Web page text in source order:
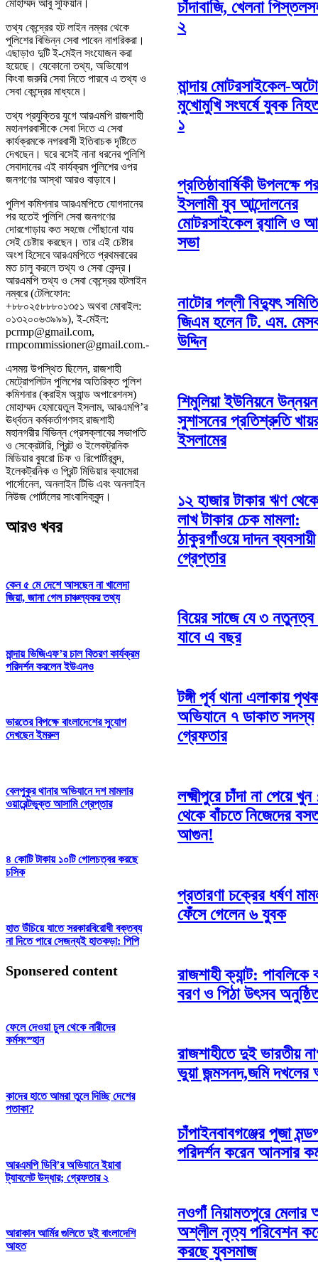
মোহাম্মদ আবু সুফিয়ান।
তথ্য কেন্দ্রের হট লাইন নম্বর থেকে
পুলিশের বিভিন্ন সেবা পাবেন নাগরিকরা।
এছাড়াও দুটি ই-মেইল সংযোজন করা
হয়েছে। যেকোনো তথ্য, অভিযোগ
কিংবা জরুরি সেবা নিতে পারবে এ তথ্য ও
সেবা কেন্দ্রের মাধ্যমে।
তথ্য প্রযুক্তির যুগে আরএমপি রাজশাহী
মহানগরবাসীকে সেবা দিতে এ সেবা
কার্যক্রমকে নগরবাসী ইতিবাচক দৃষ্টিতে
দেখছেন। ঘরে বসেই নানা ধরনের পুলিশি
সেবাদানের এই কার্যক্রম পুলিশের ওপর
জনগণের আস্থা আরও বাড়াবে।
পুলিশ কমিশনার আরএমপিতে যোগদানের
পর হতেই পুলিশি সেবা জনগণের
দোরগোড়ায় কত সহজে পৌঁছানো যায়
সেই চেষ্টায় করছেন। তার এই চেষ্টার
অংশ হিসেবে আরএমপিতে প্রথমবারের
মত চালু করলে তথ্য ও সেবা কেন্দ্র।
আরএমপি তথ্য ও সেবা কেন্দ্রের হটলাইন
নম্বরে (টেলিফোন:
+৮৮০২৫৮৮৮০১৩৫১ অথবা মোবাইল:
০১৩২০০৬৩৯৯৯), ই-মেইল:
pcrmp@gmail.com,
rmpcommissioner@gmail.com.-
এসময় উপস্থিত ছিলেন, রাজশাহী
মেট্রোপলিটন পুলিশের অতিরিক্ত পুলিশ
কমিশনার (ক্রাইম অ্যান্ড অপারেশনস)
মোহাম্মদ হেমায়েতুল ইসলাম, আরএমপি’র
ঊর্ধ্বতন কর্মকর্তাগণসহ রাজশাহী
মহানগরীর বিভিন্ন প্রেসক্লাবের সভাপতি
ও সেক্রেটারি, প্রিন্ট ও ইলেকট্রনিক
মিডিয়ার ব্যুরো চিফ ও রিপোর্টারবৃন্দ,
ইলেকট্রনিক ও প্রিন্ট মিডিয়ার ক্যামেরা
পার্সোনেল, অনলাইন টিভি এবং অনলাইন
নিউজ পোর্টালের সাংবাদিকবৃন্দ।
আরও খবর
কেন ৫ মে দেশে আসছেন না খালেদা
জিয়া, জানা গেল চাঞ্চল্যকর তথ্য
মান্দায় ভিজিএফ’র চাল বিতরণ কার্যক্রম
পরিদর্শন করলেন ইউএনও
ভারতের বিপক্ষে বাংলাদেশের সুযোগ
দেখছেন ইমরুল
বেলপুকুর থানার অভিযানে দশ মামলার
ওয়ারেন্টভুক্ত আসামি গ্রেপ্তার
৪ কোটি টাকায় ১০টি গোলচত্বর করছে
চসিক
হাত উঁচিয়ে যাতে সরকারবিরোধী বক্তব্য
না দিতে পারে সেজন্যই হাতকড়া: পিপি
Sponsered content
ফেলে দেওয়া চুল থেকে নারীদের
কর্মসংস্হান
কাদের হাতে আমরা তুলে দিচ্ছি দেশের
পতাকা?
আরএমপি ডিবি’র অভিযানে ইয়াবা
ট্যাবলেট উদ্ধার; গ্রেফতার ২
আরাকান আর্মির গুলিতে দুই বাংলাদেশি
আহত
চাঁদাবাজি, খেলনা
২
মান্দায় মোটরসাইকেল-
মুখোমুখি সংঘর্ষে যুবক
১
প্রতিষ্ঠাবার্ষিকী উপলক্ষে
ইসলামী যুব আন্দোলনের
মোটরসাইকেল র‌্যালি ও
সভা
নাটোর পল্লী বিদ্যুৎ
জিএম হলেন টি. এম.
উদ্দিন
শিমুলিয়া ইউনিয়নে
সুশাসনের প্রতিশ্রুতি
ইসলামের
১২ হাজার টাকার ঋণ
লাখ টাকার চেক মামলা:
ঠাকুরগাঁওয়ে দাদন ব্যবসায়ী
গ্রেপ্তার
বিয়ের সাজে যে ৩ নতুনত্ব
যাবে এ বছর
টঙ্গী পূর্ব থানা এলাকায়
অভিযানে ৭ ডাকাত সদস্য
গ্রেফতার
লক্ষ্মীপুরে চাঁদা না পেয়ে
থেকে বাঁচতে নিজেদের
আগুন!
প্রতারণা চক্রের ধর্ষণ
ফেঁসে গেলেন ৬ যুবক
রাজশাহী ক্যান্ট:
বরণ ও পিঠা উৎসব
রাজশাহীতে দুই ভারতীয়
ভুয়া জন্মসনদ,জমি
চাঁপাইনবাবগঞ্জের পূজা
পরিদর্শন করেন আনসার
নওগাঁ নিয়ামতপুরে মেলার
অশ্লীল নৃত্য পরিবেশন
করছে যুবসমাজ